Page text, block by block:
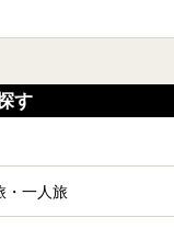
す
・一人旅